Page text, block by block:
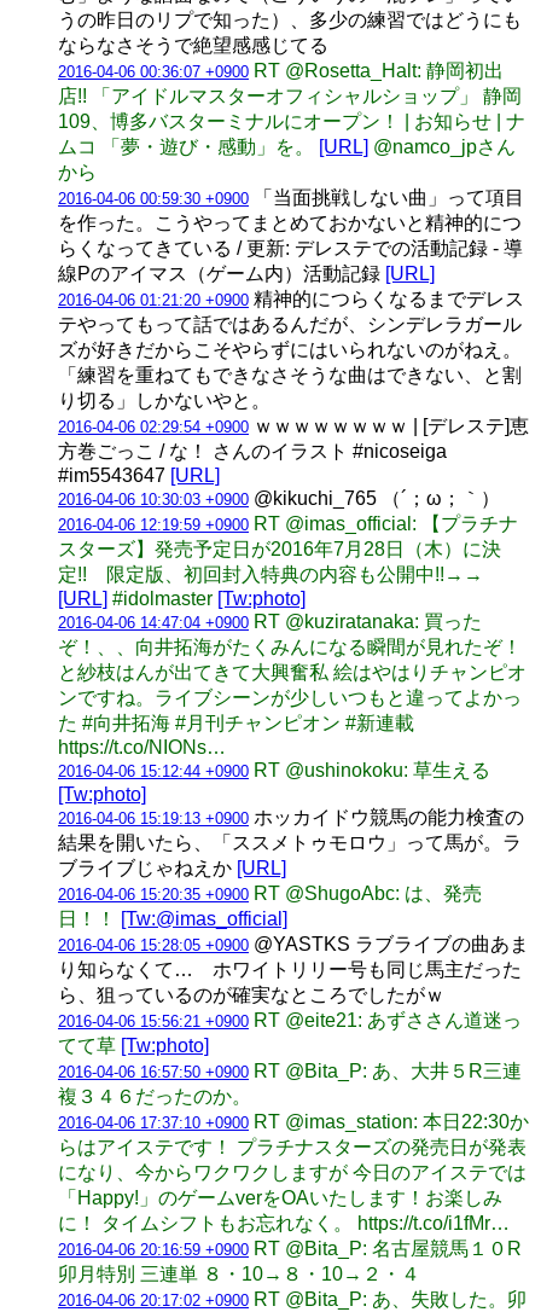
うの昨日のリプで知った）、多少の練習ではどうにも
ならなさそうで絶望感感じてる
2016-04-06 00:36:07 +0900 RT @Rosetta_Halt: 静岡初出
店!! 「アイドルマスターオフィシャルショップ」 静岡
109、博多バスターミナルにオープン！ | お知らせ | ナ
ムコ 「夢・遊び・感動」を。
[URL] @namco_jpさん
から
2016-04-06 00:59:30 +0900 「当面挑戦しない曲」って項目
を作った。こうやってまとめておかないと精神的につ
らくなってきている / 更新: デレステでの活動記録 - 導
線Pのアイマス（ゲーム内）活動記録 [URL]
2016-04-06 01:21:20 +0900 精神的につらくなるまでデレス
テやってもって話ではあるんだが、シンデレラガール
ズが好きだからこそやらずにはいられないのがねえ。
「練習を重ねてもできなさそうな曲はできない、と割
り切る」しかないやと。
2016-04-06 02:29:54 +0900 ｗｗｗｗｗｗｗｗ | [デレステ]恵
方巻ごっこ / な！ さんのイラスト #nicoseiga
#im5543647 [URL]
2016-04-06 10:30:03 +0900 @kikuchi_765 （´；ω；｀）
2016-04-06 12:19:59 +0900 RT @imas_official: 【プラチナ
スターズ】発売予定日が2016年7月28日（木）に決
定!! 限定版、初回封入特典の内容も公開中!!→→
[URL] #idolmaster [Tw:photo]
2016-04-06 14:47:04 +0900 RT @kuziratanaka: 買った
ぞ！、、向井拓海がたくみんになる瞬間が見れたぞ！
と紗枝はんが出てきて大興奮私 絵はやはりチャンピオ
ンですね。ライブシーンが少しいつもと違ってよかっ
た #向井拓海 #月刊チャンピオン #新連載
https://t.co/NIONs…
2016-04-06 15:12:44 +0900 RT @ushinokoku: 草生える
[Tw:photo]
2016-04-06 15:19:13 +0900 ホッカイドウ競馬の能力検査の
結果を開いたら、「ススメトゥモロウ」って馬が。ラ
ブライブじゃねえか [URL]
2016-04-06 15:20:35 +0900 RT @ShugoAbc: は、発売
日！！
[Tw:@imas_official]
2016-04-06 15:28:05 +0900 @YASTKS ラブライブの曲あま
り知らなくて… ホワイトリリー号も同じ馬主だった
ら、狙っているのが確実なところでしたがｗ
2016-04-06 15:56:21 +0900 RT @eite21: あずささん道迷っ
てて草 [Tw:photo]
2016-04-06 16:57:50 +0900 RT @Bita_P: あ、大井５R三連
複３４６だったのか。
2016-04-06 17:37:10 +0900 RT @imas_station: 本日22:30か
らはアイステです！ プラチナスターズの発売日が発表
になり、今からワクワクしますが 今日のアイステでは
「Happy!」のゲームverをOAいたします！お楽しみ
に！ タイムシフトもお忘れなく。 https://t.co/i1fMr…
2016-04-06 20:16:59 +0900 RT @Bita_P: 名古屋競馬１０R
卯月特別 三連単 ８・10→８・10→２・４
2016-04-06 20:17:02 +0900 RT @Bita_P: あ、失敗した。卯